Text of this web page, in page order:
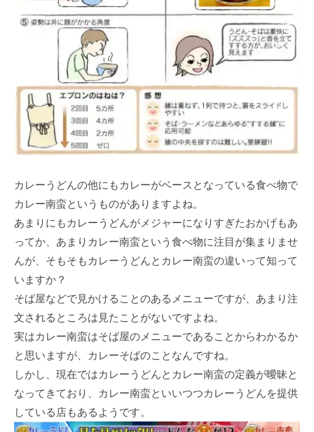
カレーうどんの他にもカレーがベースとなっている食べ物で
カレー南蛮というものがありますよね。
あまりにもカレーうどんがメジャーになりすぎたおかげもあ
ってか、あまりカレー南蛮という食べ物に注目が集まりませ
んが、そもそもカレーうどんとカレー南蛮の違いって知って
いますか？
そば屋などで見かけることのあるメニューですが、あまり注
文されるところは見たことがないですよね。
実はカレー南蛮はそば屋のメニューであることからわかるか
と思いますが、カレーそばのことなんですね。
しかし、現在ではカレーうどんとカレー南蛮の定義が曖昧と
なってきており、カレー南蛮といいつつカレーうどんを提供
している店もあるようです。